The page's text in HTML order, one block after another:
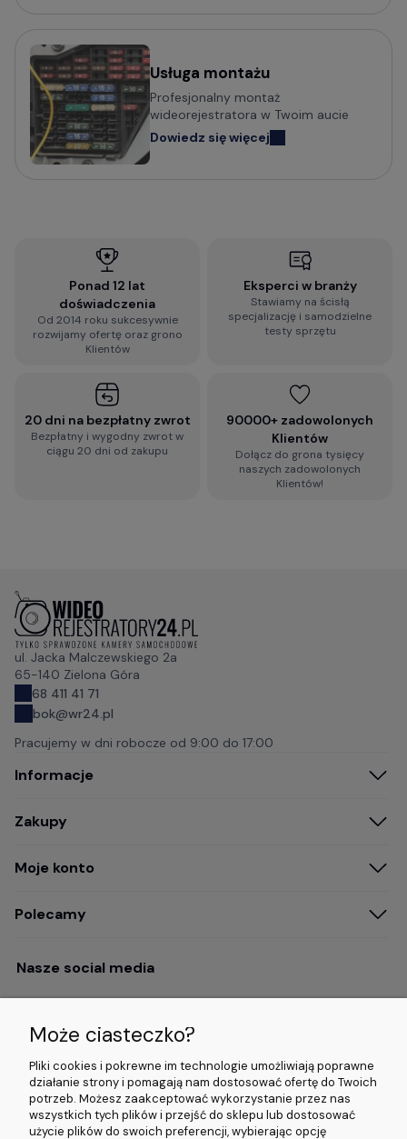
Usługa montażu
Profesjonalny montaż
wideorejestratora w Twoim aucie
Dowiedz się więcej
Ponad 12 lat
doświadczenia
Od 2014 roku sukcesywnie
rozwijamy ofertę oraz grono
Klientów
Eksperci w branży
Stawiamy na ścisłą
specjalizację i samodzielne
testy sprzętu
20 dni na bezpłatny zwrot
Bezpłatny i wygodny zwrot w
ciągu 20 dni od zakupu
90000+ zadowolonych
Klientów
Dołącz do grona tysięcy
naszych zadowolonych
Klientów!
ul. Jacka Malczewskiego 2a
65-140 Zielona Góra
68 411 41 71
bok@wr24.pl
Pracujemy w dni robocze od 9:00 do 17:00
Informacje
Zakupy
Moje konto
Polecamy
Nasze social media
Opinie i wyróżnienia
5.0/5.0 (5000+
opinii)
5.0/5.0 (5000+
opinii)
4.9/5.0 (120+
opinii)
Może ciasteczko?
Pliki cookies i pokrewne im technologie umożliwiają poprawne
działanie strony i pomagają nam dostosować ofertę do Twoich
potrzeb. Możesz zaakceptować wykorzystanie przez nas
wszystkich tych plików i przejść do sklepu lub dostosować
użycie plików do swoich preferencji, wybierając opcję